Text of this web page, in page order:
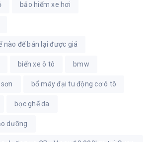
bảo hiểm xe hơi
nào để bán lại được giá
biển xe ô tô bmw
bổ máy đại tu động cơ ô tô
bọc ghế da
dưỡng